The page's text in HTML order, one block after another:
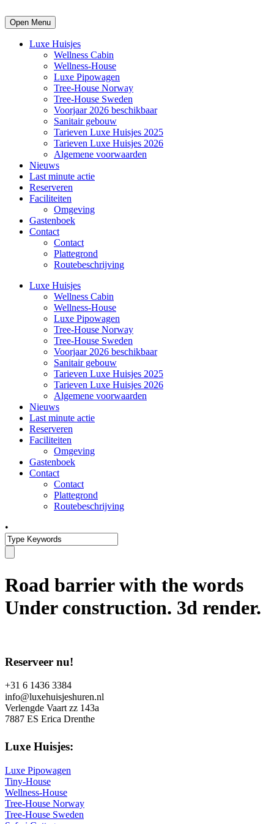
Open Menu
Luxe Huisjes
Wellness Cabin
Wellness-House
Luxe Pipowagen
Tree-House Norway
Tree-House Sweden
Voorjaar 2026 beschikbaar
Sanitair gebouw
Tarieven Luxe Huisjes 2025
Tarieven Luxe Huisjes 2026
Algemene voorwaarden
Nieuws
Last minute actie
Reserveren
Faciliteiten
Omgeving
Gastenboek
Contact
Contact
Plattegrond
Routebeschrijving
Luxe Huisjes
Wellness Cabin
Wellness-House
Luxe Pipowagen
Tree-House Norway
Tree-House Sweden
Voorjaar 2026 beschikbaar
Sanitair gebouw
Tarieven Luxe Huisjes 2025
Tarieven Luxe Huisjes 2026
Algemene voorwaarden
Nieuws
Last minute actie
Reserveren
Faciliteiten
Omgeving
Gastenboek
Contact
Contact
Plattegrond
Routebeschrijving
•
Road barrier with the words
Under construction. 3d render.
Reserveer nu!
+31 6 1436 3384
info@luxehuisjeshuren.nl
Verlengde Vaart zz 143a
7887 ES Erica Drenthe
Luxe Huisjes:
Luxe Pipowagen
Tiny-House
Wellness-House
Tree-House Norway
Tree-House Sweden